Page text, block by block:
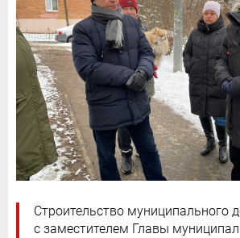
Строительство муниципального
с заместителем Главы